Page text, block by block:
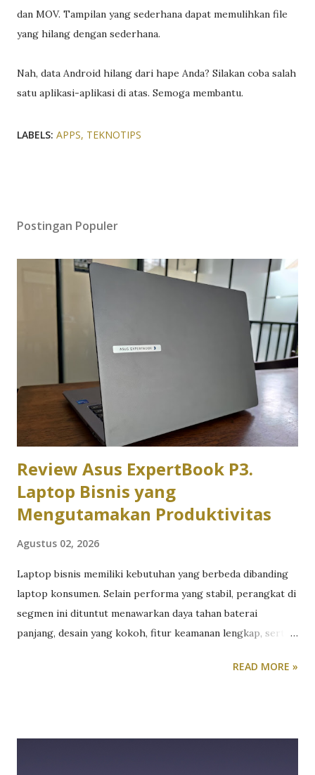
dan MOV. Tampilan yang sederhana dapat memulihkan file
yang hilang dengan sederhana.
Nah, data Android hilang dari hape Anda? Silakan coba salah
satu aplikasi-aplikasi di atas. Semoga membantu.
LABELS: APPS TEKNOTIPS
Postingan Populer
Review Asus ExpertBook P3.
Laptop Bisnis yang
Mengutamakan Produktivitas
Agustus 02, 2026
Laptop bisnis memiliki kebutuhan yang berbeda dibanding
laptop konsumen. Selain performa yang stabil, perangkat di
segmen ini dituntut menawarkan daya tahan baterai
panjang, desain yang kokoh, fitur keamanan lengkap, serta
melihat kemampuannya secara langsung, tim redaksiREAD MORE »